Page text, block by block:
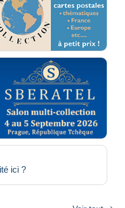
ici ?